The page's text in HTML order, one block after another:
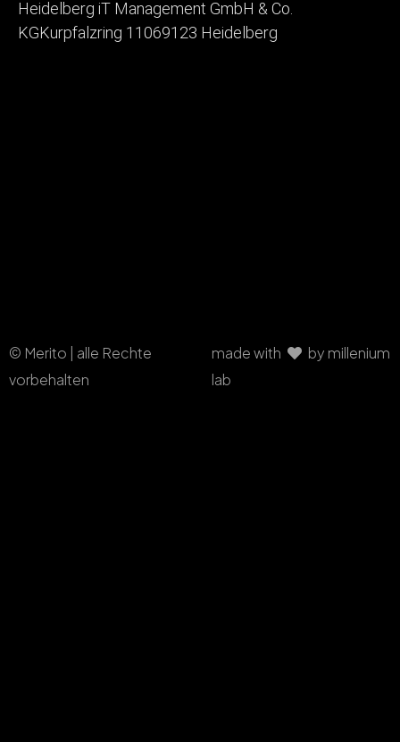
Heidelberg iT Management GmbH & Co.
KGKurpfalzring 11069123 Heidelberg
© Merito | alle Rechte
vorbehalten
made with
by millenium
lab